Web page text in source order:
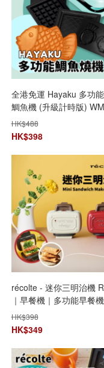
全港免運 Hayaku 多功
鯛魚機 (升級計時版)
HK$488
HK$398
récolte - 迷你三明治機
｜早餐機｜多功能早餐
司機｜鬆餅機｜熱壓三明
｜飛碟機｜烘三明治機｜
機｜輕食早餐機
HK$398
HK$349